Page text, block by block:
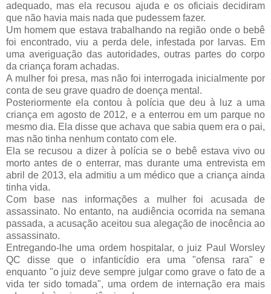
adequado, mas ela recusou ajuda e os oficiais decidiram
que não havia mais nada que pudessem fazer.
Um homem que estava trabalhando na região onde o bebê
foi encontrado, viu a perda dele, infestada por larvas. Em
uma averiguação das autoridades, outras partes do corpo
da criança foram achadas.
A mulher foi presa, mas não foi interrogada inicialmente por
conta de seu grave quadro de doença mental.
Posteriormente ela contou à polícia que deu à luz a uma
criança em agosto de 2012, e a enterrou em um parque no
mesmo dia. Ela disse que achava que sabia quem era o pai,
mas não tinha nenhum contato com ele.
Ela se recusou a dizer à polícia se o bebê estava vivo ou
morto antes de o enterrar, mas durante uma entrevista em
abril de 2013, ela admitiu a um médico que a criança ainda
tinha vida.
Com base nas informações a mulher foi acusada de
assassinato. No entanto, na audiência ocorrida na semana
passada, a acusação aceitou sua alegação de inocência ao
assassinato.
Entregando-lhe uma ordem hospitalar, o juiz Paul Worsley
QC disse que o infanticídio era uma "ofensa rara" e
enquanto "o juiz deve sempre julgar como grave o fato de a
vida ter sido tomada", uma ordem de internação era mais